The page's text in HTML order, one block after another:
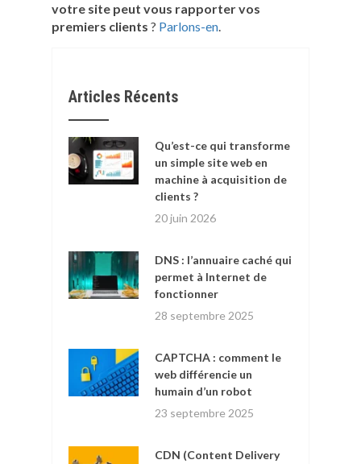
votre site peut vous rapporter vos
premiers clients ? Parlons-en.
Articles Récents
Qu’est-ce qui transforme
un simple site web en
machine à acquisition de
clients ?
20 juin 2026
DNS : l’annuaire caché qui
permet à Internet de
fonctionner
28 septembre 2025
CAPTCHA : comment le
web différencie un
humain d’un robot
23 septembre 2025
CDN (Content Delivery